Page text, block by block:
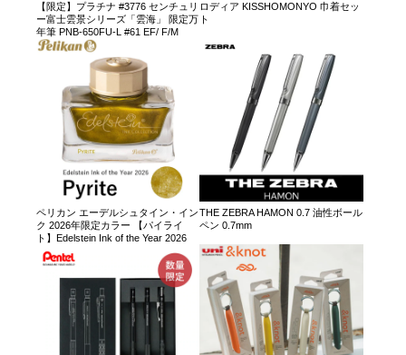
【限定】プラチナ #3776 センチュリ
ー富士雲景シリーズ「雲海」 限定万
年筆 PNB-650FU-L #61 EF/ F/M
ロディア KISSHOMONYO 巾着セッ
ト
ペリカン エーデルシュタイン・イン
ク 2026年限定カラー 【パイライ
ト】Edelstein Ink of the Year 2026
THE ZEBRA HAMON 0.7 油性ボール
ペン 0.7mm